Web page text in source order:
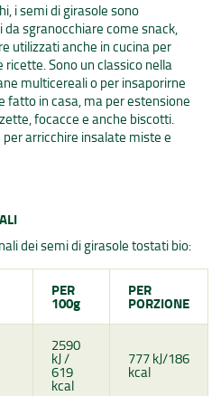
i semi di girasole sono
sgranocchiare come snack,
utilizzati anche in cucina per
ricette. Sono un classico nella
multicereali o per insaporirne
fatto in casa, ma per estensione
focacce e anche biscotti.
arricchire insalate miste e
dei semi di girasole tostati bio:
PER
100g
PER
PORZIONE
2590
kJ /
619
kcal
777 kJ/186
kcal